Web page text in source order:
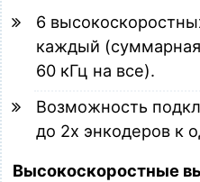
6
каждый
60 кГц на все).
Возможность
до 2х энкодеров к
Высокоскоростные